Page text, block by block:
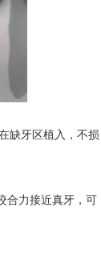
缺牙区植入，不损
合力接近真牙，可